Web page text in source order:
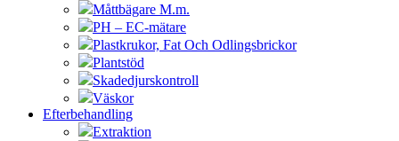
Måttbägare M.m.
PH – EC-mätare
Plastkrukor, Fat Och Odlingsbrickor
Plantstöd
Skadedjurskontroll
Väskor
Efterbehandling
Extraktion